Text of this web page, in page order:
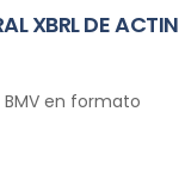
XBRL DE ACTIN
en formato